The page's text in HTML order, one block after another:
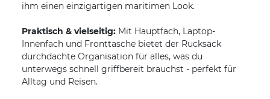
ihm einen einzigartigen maritimen Look.
Praktisch & vielseitig: Mit Hauptfach, Laptop-
Innenfach und Fronttasche bietet der Rucksack
durchdachte Organisation für alles, was du
unterwegs schnell griffbereit brauchst - perfekt für
Alltag und Reisen.